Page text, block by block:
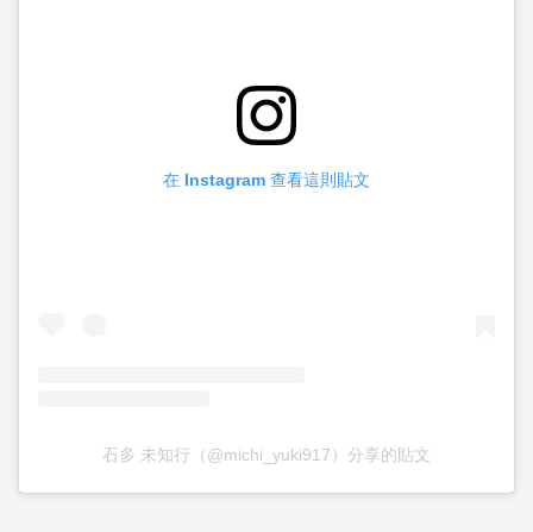
在 Instagram 查看這則貼文
石多 未知行（@michi_yuki917）分享的貼文